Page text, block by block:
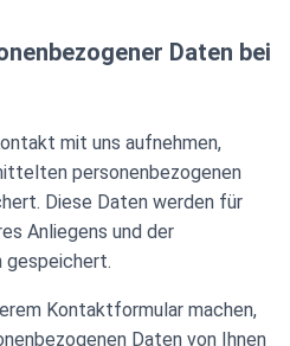
Daten bei
mit uns aufnehmen,
personenbezogenen
Diese Daten werden für
Anliegens und der
gespeichert.
Kontaktformular machen,
Daten von Ihnen